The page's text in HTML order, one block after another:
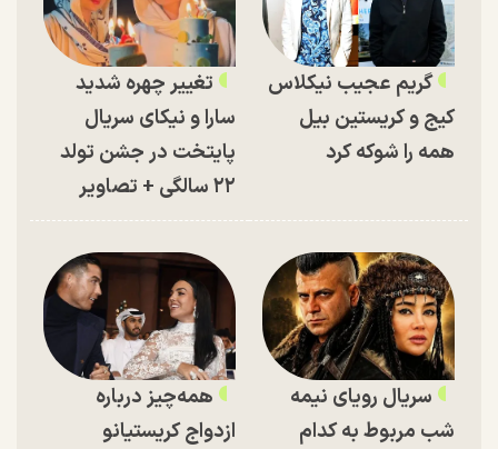
گریم عجیب نیکلاس
کیج و کریستین بیل
همه را شوکه کرد
تغییر چهره شدید
سارا و نیکای سریال
پایتخت در جشن تولد
۲۲ سالگی + تصاویر
سریال رویای نیمه
شب مربوط به کدام
همه‌چیز درباره
ازدواج کریستیانو